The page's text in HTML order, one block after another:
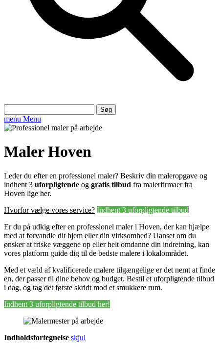
efter:
menu Menu
Maler Hoven
Leder du efter en professionel maler? Beskriv din maleropgave og
indhent 3 uforpligtende og gratis tilbud fra malerfirmaer fra
Hoven lige her.
Hvorfor vælge vores service? Indhent 3 uforpligtende tilbud
Er du på udkig efter en professionel maler i Hoven, der kan hjælpe
med at forvandle dit hjem eller din virksomhed? Uanset om du
ønsker at friske væggene op eller helt omdanne din indretning, kan
vores platform guide dig til de bedste malere i lokalområdet.
Med et væld af kvalificerede malere tilgængelige er det nemt at finde
en, der passer til dine behov og budget. Bestil et uforpligtende tilbud
i dag, og tag det første skridt mod et smukkere rum.
Indhent 3 uforpligtende tilbud her!
Indholdsfortegnelse skjul